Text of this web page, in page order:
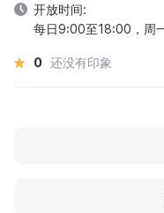
开放时间:
每日9:00至18:00，周
0 还没有印象